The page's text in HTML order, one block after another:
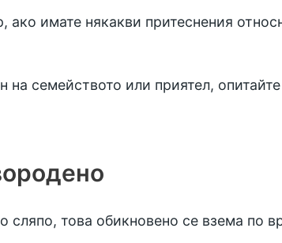
ако имате някакви притеснения
на семейството или приятел,
сляпо, това обикновено се взема по